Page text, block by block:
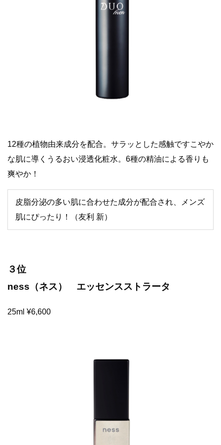
12種の植物由来成分を配合。サラッとした感触ですこやか
な肌に導くうるおい浸透化粧水。6種の精油による香りも
爽やか！
皮脂分泌の多い肌に合わせた成分が配合され、メンズ
肌にぴったり！（友利 新）
３位
ness（ネス） エッセンスストラータ
25ml ¥6,600